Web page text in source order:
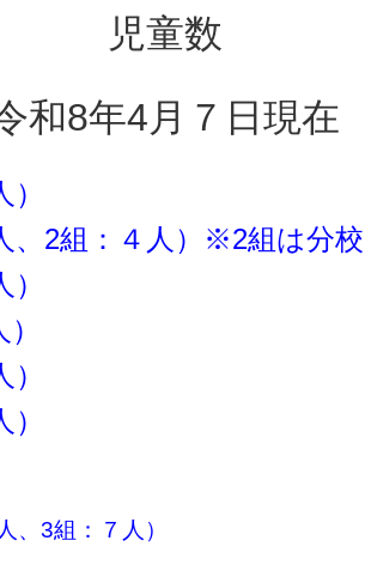
児童数
和8年4月７日現在
）
2組：４人）※2組は分校
２７人）
）
）
、3組：７人）